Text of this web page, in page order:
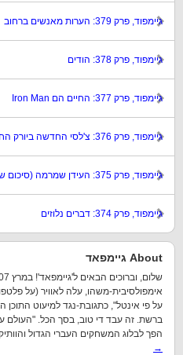
גיימפוד, פרק 379: הערות מאנשים ברחוב
גיימפוד, פרק 378: הודים
גיימפוד, פרק 377: החיים הם Iron Man
גיימפוד, פרק 376: צ'לסי החדשה ביורק החדשה
גיימפוד, פרק 375: העידן שמרמה (סיכום שנת 2025)
גיימפוד, פרק 374: דברים נלוזים
About גיימפאד
אימפולסיבית-משהו, עלה לאוויר (על
על פי אינטל", כתגובת-נגד למיעוט התוכן
ברשת. זה עבד די טוב, בסך הכל. "העולם
הפך לבלוג המשחקים העברי הגדול
→